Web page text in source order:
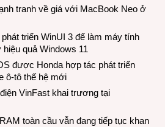
tranh về giá với MacBook Neo ở
triển WinUI 3 để làm máy tính
quả Windows 11
được Honda hợp tác phát triển
ô-tô thế hệ mới
VinFast khai trương tại
toàn cầu vẫn đang tiếp tục khan